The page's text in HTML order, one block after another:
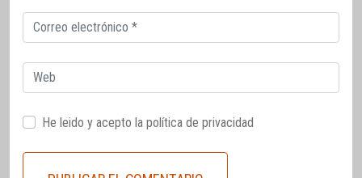
Correo
electrónico
Web
He leido y acepto la política de privacidad